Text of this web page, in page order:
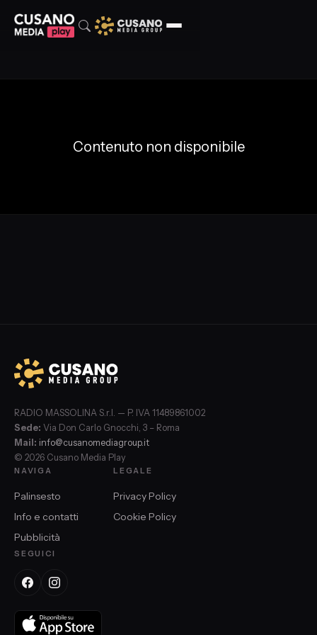
Contenuto non disponibile
RADIO MASSOLINA S.r.l. — P. IVA 11489861002
Sede: Via Don Carlo Gnocchi, 3 – Roma
Mail: info@cusanomediagroup.it
© 2026 Cusano Media Play
NAVIGA
Palinsesto
Info e contatti
Pubblicità
LEGALE
Privacy Policy
Cookie Policy
SEGUICI